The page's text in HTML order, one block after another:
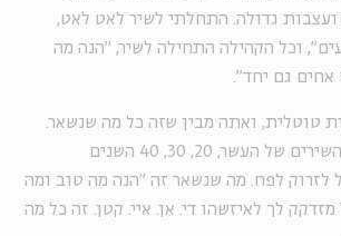
ועצבות גדולה. התחלתי לשיר לאט לאט,
וכל הקהילה התחילה לשיר, "הנה מה
גם יחד".
טוטלית, ואתה מבין שזה כל מה שנשאר.
אתה מבין שאת כל השירים של העשר, 20, 30, 40 השנים
לזרוק לפח. מה שנשאר זה "הנה מה טוב ומה
לך לאיזשהו די. אן. איי. קטן. זה כל מה